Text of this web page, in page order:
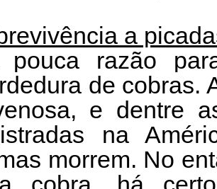
a
pouca razão
de cobras.
e dentre
na
morrem. No